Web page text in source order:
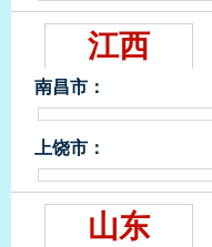
江西
南昌市：
上饶市：
山东